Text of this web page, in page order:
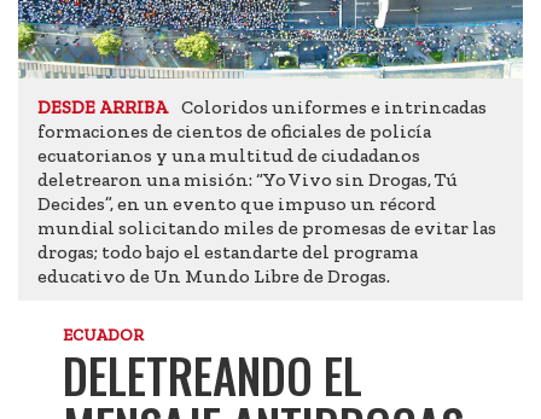
DESDE ARRIBA
Coloridos uniformes e intrincadas
formaciones de cientos de oficiales de policía
ecuatorianos y una multitud de ciudadanos
deletrearon una misión: “Yo Vivo sin Drogas, Tú
Decides”, en un evento que impuso un récord
mundial solicitando miles de promesas de evitar las
drogas; todo bajo el estandarte del programa
educativo de Un Mundo Libre de Drogas.
ECUADOR
DELETREANDO EL